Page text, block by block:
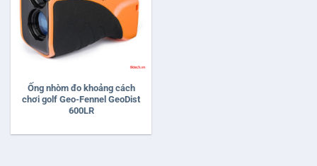
Ống nhòm đo khoảng cách
chơi golf Geo-Fennel GeoDist
600LR